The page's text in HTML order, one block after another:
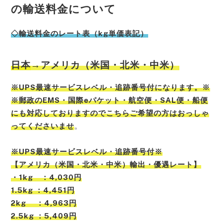
の輸送料金について
◇輸送料金のレート表（kg単価表記）
日本→アメリカ（米国・北米・中米）
※UPS最速サービスレベル・追跡番号付になります。※
※郵政のEMS・国際eパケット・航空便・SAL便・船便
にも対応しておりますのでこちらご希望の方はおっしゃ
ってくださいませ。
※UPS最速サービスレベル・追跡番号付※
【アメリカ（米国・北米・中米）輸出・優遇レート】
・1kg ：4,030円
1.5kg ：4,451円
2kg ：4,963円
2.5kg ：5,409円